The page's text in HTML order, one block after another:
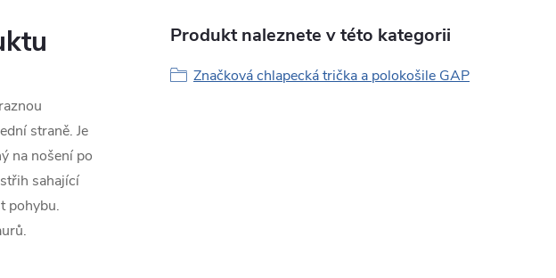
straně. Je
na nošení po
sahající
pohybu.
Produkt naleznete v této kategorii
Značková chlapecká trička a polokošile GAP